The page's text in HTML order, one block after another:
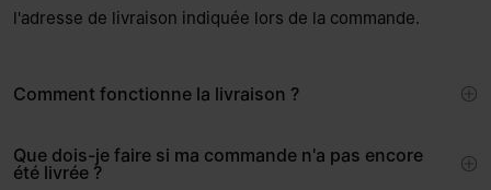
l'adresse de livraison indiquée lors de la commande.
Comment fonctionne la livraison ?
Que dois-je faire si ma commande n'a pas encore
été livrée ?